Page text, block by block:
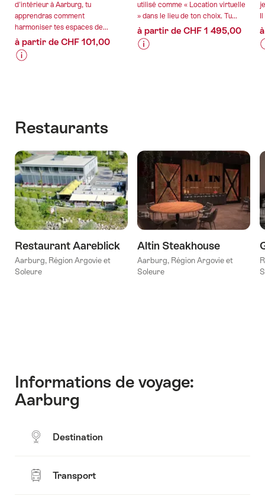
d'intérieur à Aarburg, tu
apprendras comment
harmoniser tes espaces de...
à partir de CHF 101,00
de
l’offre
d'initiation
au
design
d'intérieur
à
Aarburg"
valable:
-
31.07.2027
utilisé comme « Location virtuelle
» dans le lieu de ton choix. Tu...
à partir de CHF 1 495,00
virtuel
l'endroit
ton
choix"
31.12.2026
à
Restaurants
Restaurant Aareblick
Aarburg, Région Argovie et
Soleure
Altin Steakhouse
Aarburg, Région Argovie et
Soleure
Informations de voyage:
Aarburg
Destination
Transport